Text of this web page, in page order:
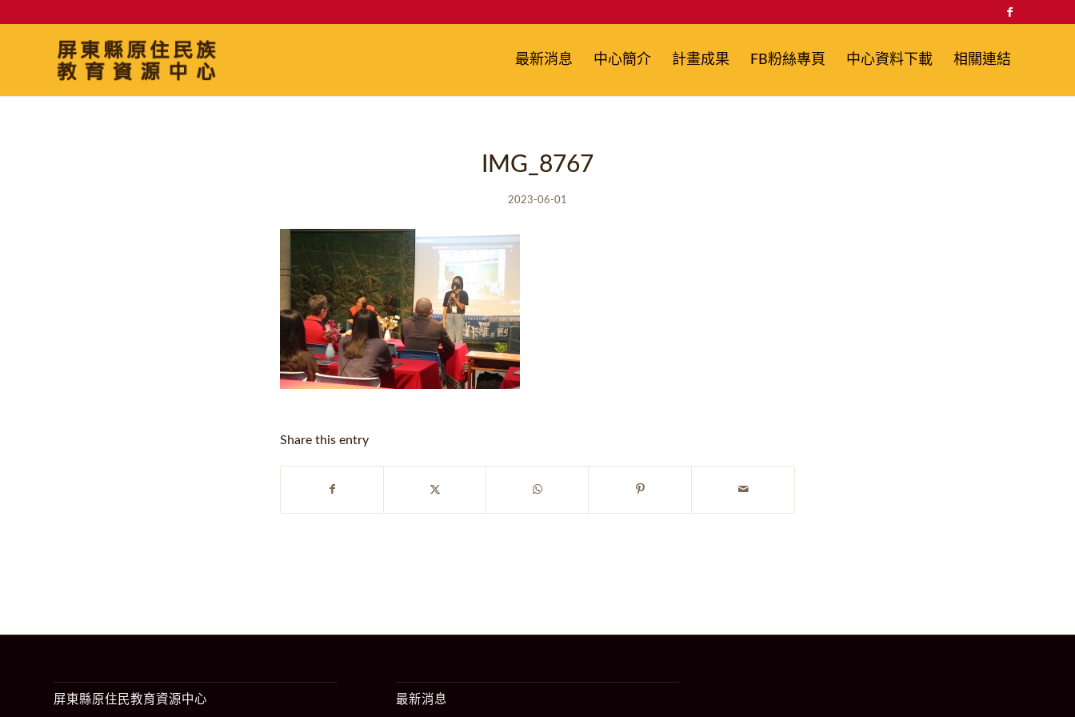
最新消息 中心簡介 計畫成果 FB粉絲專頁 中心資料下載 相關連結
IMG_8767
2023-06-01
Share this entry
屏東縣原住民教育資源中心 最新消息